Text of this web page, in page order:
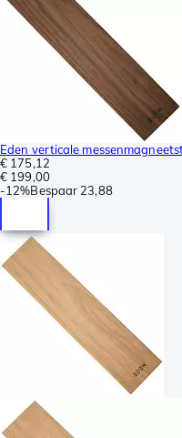
Eden verticale
€ 175,12
€ 199,00
-12%Bespaar 23,88